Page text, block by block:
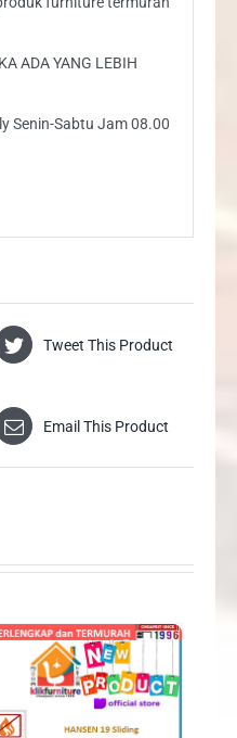
ADA YANG LEBIH
Senin-Sabtu Jam 08.00
Tweet This Product
Email This Product